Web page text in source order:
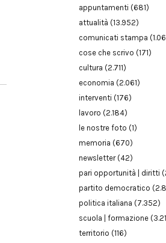
appuntamenti (681)
attualità (13.952)
comunicati stampa
cose che scrivo (171)
cultura (2.711)
economia (2.061)
interventi (176)
lavoro (2.184)
le nostre foto (1)
memoria (670)
newsletter(42)
pari opportunità | diritti
partito democratico
politica italiana (7.352)
scuola | formazione
territorio (116)